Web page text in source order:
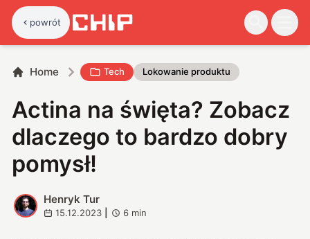
powrót
Home Tech Lokowanie produktu
Actina na święta? Zobacz
dlaczego to bardzo dobry
pomysł!
H
Henryk Tur
15.12.2023 6 min